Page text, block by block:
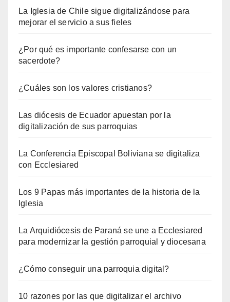
La Iglesia de Chile sigue digitalizándose para
mejorar el servicio a sus fieles
¿Por qué es importante confesarse con un
sacerdote?
¿Cuáles son los valores cristianos?
Las diócesis de Ecuador apuestan por la
digitalización de sus parroquias
La Conferencia Episcopal Boliviana se digitaliza
con Ecclesiared
Los 9 Papas más importantes de la historia de la
Iglesia
La Arquidiócesis de Paraná se une a Ecclesiared
para modernizar la gestión parroquial y diocesana
¿Cómo conseguir una parroquia digital?
10 razones por las que digitalizar el archivo